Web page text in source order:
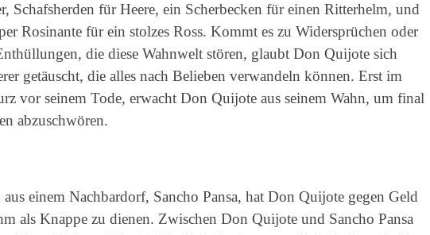
Schafsherden für Heere, ein Scherbecken für einen Ritterhelm, und
Rosinante für ein stolzes Ross. Kommt es zu Widersprüchen oder
die diese Wahnwelt stören, glaubt Don Quijote sich
getäuscht, die alles nach Belieben verwandeln können. Erst im
vor seinem Tode, erwacht Don Quijote aus seinem Wahn, um final
abzuschwören.
einem Nachbardorf, Sancho Pansa, hat Don Quijote gegen Geld
als Knappe zu dienen. Zwischen Don Quijote und Sancho Pansa